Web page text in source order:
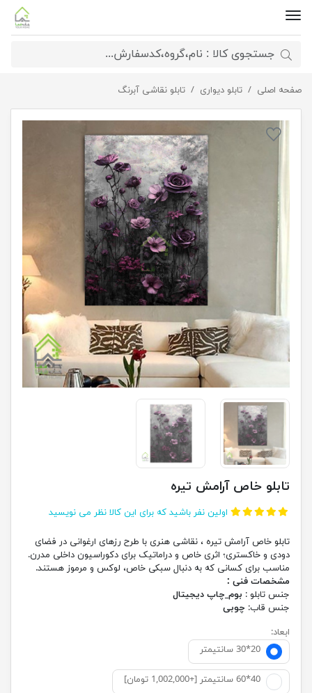
صفحه اصلی تابلو دیواری تابلو نقاشی آبرنگ تابلو خاص آرامش تیره
تابلو خاص آرامش تیره
اولین نفر باشید که برای این کالا نظر می نویسید
تابلو خاص آرامش تیره ، نقاشی هنری با طرح رزهای ارغوانی در فضای
دودی و خاکستری؛ اثری خاص و دراماتیک برای دکوراسیون داخلی مدرن.
مناسب برای کسانی که به دنبال سبکی خاص، لوکس و مرموز هستند.
مشخصات فنی :
جنس تابلو : بوم_چاپ دیجیتال
جنس قاب: چوبی
ابعاد:
20*30 سانتيمتر
40*60 سانتیمتر [+1,002,000 تومان]